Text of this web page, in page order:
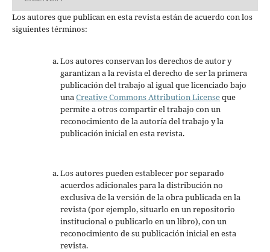
Los autores que publican en esta revista están de acuerdo con los
siguientes términos:
Los autores conservan los derechos de autor y
garantizan a la revista el derecho de ser la primera
publicación del trabajo al igual que licenciado bajo
unaCreative Commons Attribution Licenseque
permite a otros compartir el trabajo con un
reconocimiento de la autoría del trabajo y la
publicación inicial en esta revista.
Los autores pueden establecer por separado
acuerdos adicionales para la distribución no
exclusiva de la versión de la obra publicada en la
revista (por ejemplo, situarlo en un repositorio
institucional o publicarlo en un libro), con un
reconocimiento de su publicación inicial en esta
revista.